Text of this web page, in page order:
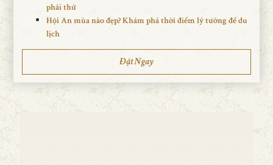
phải thử
Hội An mùa nào đẹp? Khám phá thời điểm lý tưởng để du
lịch
Đặt Ngay